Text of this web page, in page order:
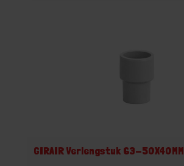
GIRAIR Verlengstuk 63-50X40MM